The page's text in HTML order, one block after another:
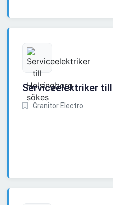
Serviceelektriker
Granitor Electro